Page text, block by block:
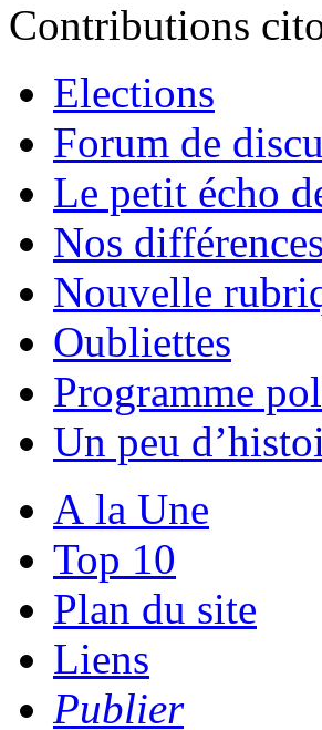
Contributions
Elections
Forum de
Le petit écho
Nos différences
Nouvelle
Oubliettes
Programme
Un peu
A la Une
Top 10
Plan du site
Liens
Publier